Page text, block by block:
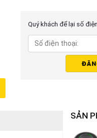
Quý khách để lại số
SẢN